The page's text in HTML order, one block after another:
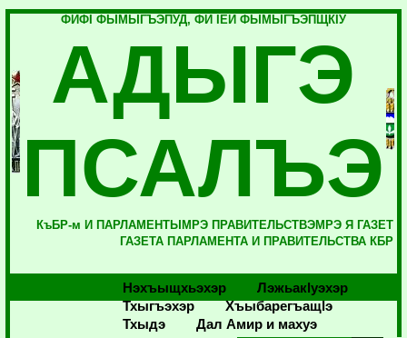
ФИФI ФЫМЫГЪЭПУД, ФИ IЕЙ ФЫМЫГЪЭПЩКIУ
АДЫГЭ
ПСАЛЪЭ
КъБР-м И ПАРЛАМЕНТЫМРЭ ПРАВИТЕЛЬСТВЭМРЭ Я ГАЗЕТ
ГАЗЕТА ПАРЛАМЕНТА И ПРАВИТЕЛЬСТВА КБР
Нэхъыщхьэхэр
Лэжьакlуэхэр
Тхыгъэхэр
Хъыбарегъащlэ
Тхыдэ
Дал Амир и махуэ